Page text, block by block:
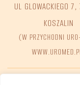
UL GLOWACKIEGO
KOSZALIN
(W PRZYCHODNI